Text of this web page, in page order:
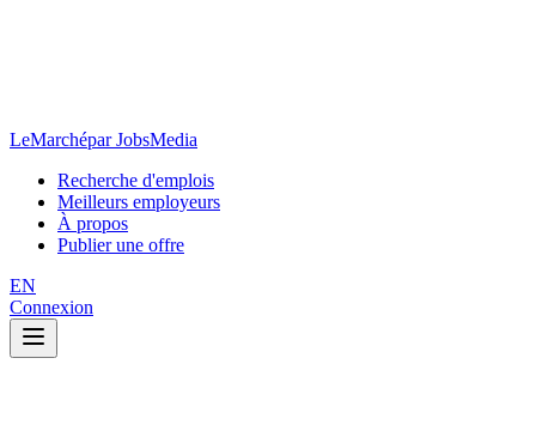
LeMarchépar JobsMedia
Recherche d'emplois
Meilleurs employeurs
À propos
Publier une offre
EN
Connexion